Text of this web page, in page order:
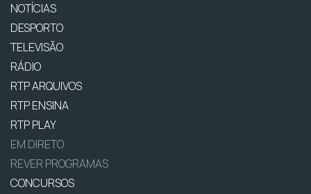
NOTÍCIAS
DESPORTO
TELEVISÃO
RÁDIO
RTP ARQUIVOS
RTP ENSINA
RTP PLAY
EM DIRETO
REVER PROGRAMAS
CONCURSOS